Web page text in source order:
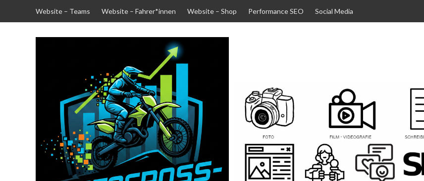
Website – Teams Website – Fahrer*innen Website – Shop Performance SEO Social Media